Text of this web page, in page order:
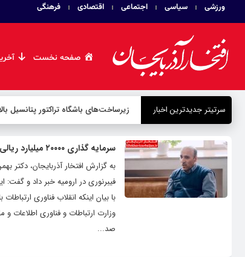
ورزشی سیاسی اجتماعی اقتصادی فرهنگی
صفحه نخست
سرتیتر جدیدترین اخبار زیرساخت‌های باشگاه تراکتور پتانسیل
سرمایه گذاری ۲۰۰۰۰ میلیارد ریالی شرکت مخابرات ایران در آذربایجان غربی
به گزارش افتخار آذربایجان، دکتر
فیبرنوری در ارومیه خبر داد و
با بیان اینکه انقلاب فناوری
وزارت ارتباطات و فناوری اطلاعات
صد...